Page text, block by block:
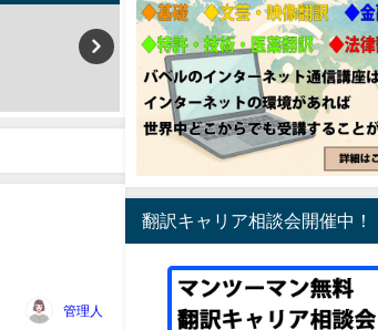
管理人
翻訳キャリア相談会開催中！